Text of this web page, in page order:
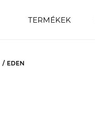
TERMÉKEK
EDEN